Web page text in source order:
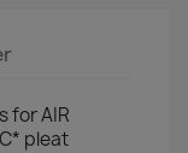
for AIR
pleat